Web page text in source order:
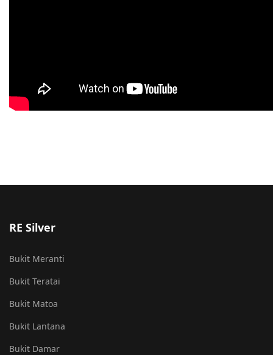
RE Silver
Bukit Meranti
Bukit Teratai
Bukit Matoa
Bukit Lantana
Bukit Damar